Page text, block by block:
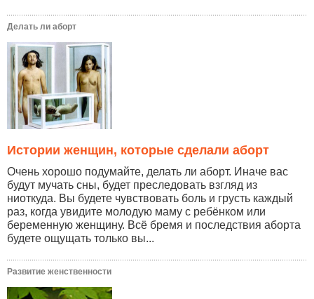
Делать ли аборт
Истории женщин, которые сделали аборт
Очень хорошо подумайте, делать ли аборт. Иначе вас
будут мучать сны, будет преследовать взгляд из
ниоткуда. Вы будете чувствовать боль и грусть каждый
раз, когда увидите молодую маму с ребёнком или
беременную женщину. Всё бремя и последствия аборта
будете ощущать только вы...
Развитие женственности